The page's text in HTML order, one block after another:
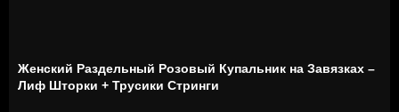
Женский Раздельный Розовый Купальник на Завязках –
Лиф Шторки + Трусики Стринги